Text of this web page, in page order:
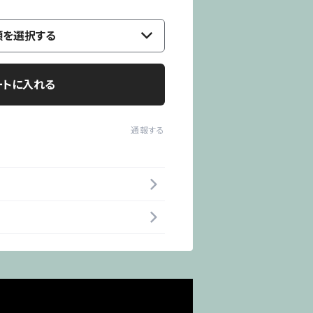
選択する
に入れる
通報する